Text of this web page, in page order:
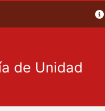
de Unidad